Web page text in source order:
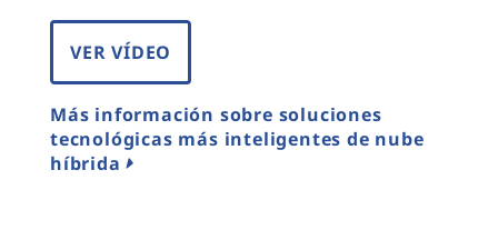
VER VÍDEO
Más información sobre soluciones
tecnológicas más inteligentes de nube
híbrida